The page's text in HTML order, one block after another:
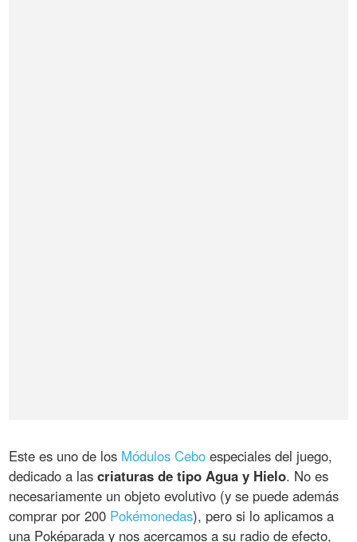
Este es uno de los Módulos Cebo especiales del juego,
dedicado a lascriaturas de tipo Agua y Hielo. No es
necesariamente un objeto evolutivo (y se puede además
comprar por 200 Pokémonedas), pero si lo aplicamos a
una Poképarada y nos acercamos a su radio de efecto,